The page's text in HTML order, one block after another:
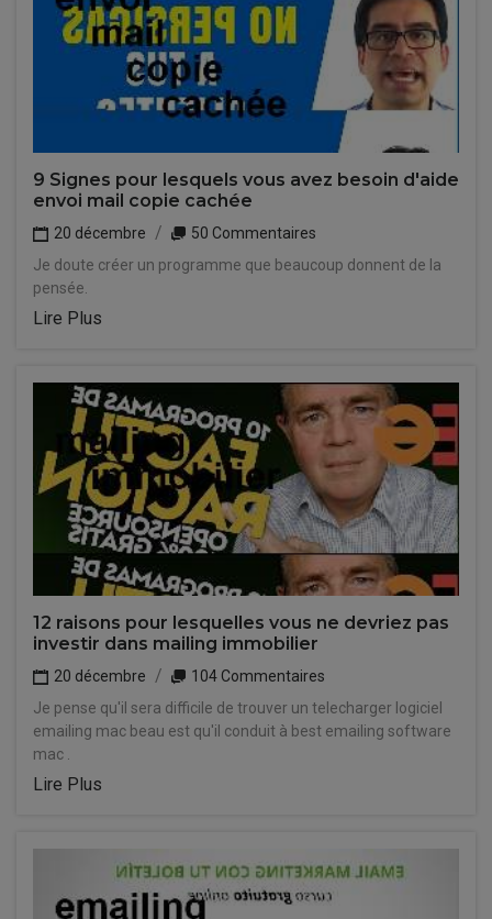
9 Signes pour lesquels vous avez besoin d'aide
envoi mail copie cachée
20 décembre
50 Commentaires
Je doute créer un programme que beaucoup donnent de la
pensée.
Lire Plus
12 raisons pour lesquelles vous ne devriez pas
investir dans mailing immobilier
20 décembre
104 Commentaires
Je pense qu'il sera difficile de trouver un telecharger logiciel
emailing mac beau est qu'il conduit à best emailing software
mac .
Lire Plus